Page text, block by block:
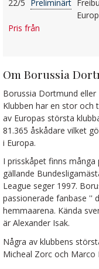
22/5 Preliminärt
Pris från
Om Borussia
Borussia Dortmund eller
Klubben har en stor och
av Europas största
81.365 åskådare vilket
i Europa.
I prisskåpet finns många
gällande
League seger 1997.
passionerade fanbase ''
hemmaarena. Kända
är Alexander Isak.
Några av klubbens
Micheal Zorc och Marco